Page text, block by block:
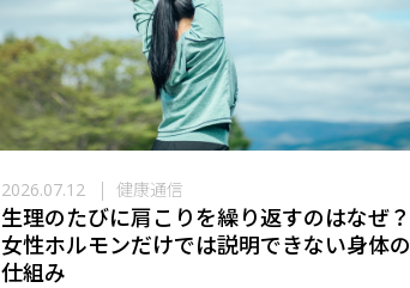
2026.07.12 健康通信
生理のたびに肩こりを繰り返すのはなぜ？
女性ホルモンだけでは説明できない身体の
仕組み